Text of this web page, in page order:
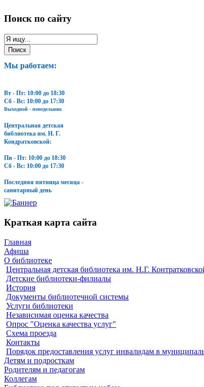
Поиск по сайту
Мы работаем:
Вт - Пт: 10:00 до 18:30
Сб - Вс: 10:00 до 17:30
Выходной - понедельник
Центральная детская
библиотека им. Н. Г.
Кондратковской:
Пн - Пт: 10:00 до 18:30
Сб - Вс: 10:00 до 17:30
Последняя пятница месяца -
санитарный день
Краткая карта сайта
Главная
Афиша
О библиотеке
Центральная детская библиотека им. Н.Г.
Детские библиотеки-филиалы
История
Документы библиотечной системы
Услуги библиотеки
Независимая оценка качества
Опрос "Оценка качества услуг"
Схема проезда
Контакты
Порядок предоставления услуг инвалидам в
Детям и подросткам
Родителям и педагогам
Коллегам